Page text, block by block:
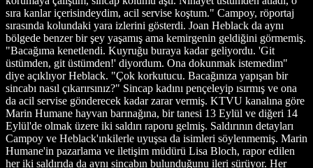
sıra kanlar içerisindeydim, acil servise koştum." Campoy, röportaj
sırasında kolundaki yara izlerini gösterdi. Joan Heblack da aynı
bölgede benzer bir şey yaşamış ama kemirgenin geldiğini görmemiş.
"Bacağıma kenetlendi. Kuyruğu buraya kadar geliyordu. 'Git
üstümden, git üstümden!' diyordum. Ona dokunmak istemedim"
diye açıklıyor Heblack. "Çok korkutucu. Bacağınıza yapışan bir
sincabı nasıl çıkarırsınız?" Sincap kadını pençeleyip ısırmış ve ona
da acil servise gönderecek kadar zarar vermiş. KTVU kanalına göre
Marin Humane hayvan barınağına, bir tanesi 13 Eylül ve diğeri 14
Eylül'de olmak üzere iki saldırı raporu gelmiş. Saldırının detayları
Campoy ve Heblack'ınkilerle uyuşsa da isimleri söylenmemiş. Marin
Humane'in pazarlama ve iletişim müdürü Lisa Bloch, rapor edilen
her iki saldırıda da aynı sincabın bulunduğunu ileri sürüyor. Her